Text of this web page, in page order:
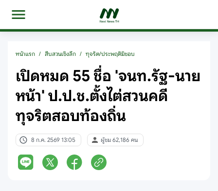
หน้าแรก / สืบสวนเชิงลึก / ทุจริต/ประพฤติมิชอบ
เปิดหมด 55 ชื่อ 'จนท.รัฐ-นาย
หน้า' ป.ป.ช.ตั้งไต่สวนคดี
ทุจริตสอบท้องถิ่น
8 ก.ค. 2569 13:05 ผู้ชม 62,186 คน